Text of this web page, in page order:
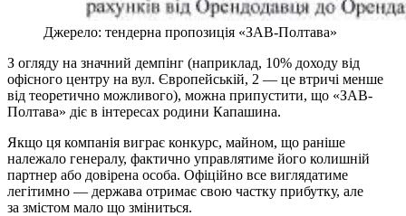
Джерело: тендерна пропозиція «ЗАВ-Полтава»
З огляду на значний демпінг (наприклад, 10% доходу від
офісного центру на вул. Європейській, 2 — це втричі менше
від теоретично можливого), можна припустити, що «ЗАВ-
Полтава» діє в інтересах родини Капашина.
Якщо ця компанія виграє конкурс, майном, що раніше
належало генералу, фактично управлятиме його колишній
партнер або довірена особа. Офіційно все виглядатиме
легітимно — держава отримає свою частку прибутку, але
за змістом мало що зміниться.